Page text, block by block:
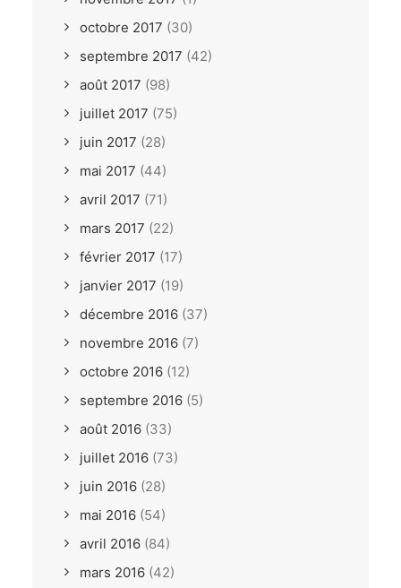
octobre 2017 (30)
septembre 2017 (42)
août 2017 (98)
juillet 2017 (75)
juin 2017 (28)
mai 2017 (44)
avril 2017 (71)
mars 2017 (22)
février 2017 (17)
janvier 2017 (19)
décembre 2016 (37)
novembre 2016 (7)
octobre 2016 (12)
septembre 2016 (5)
août 2016 (33)
juillet 2016 (73)
juin 2016 (28)
mai 2016 (54)
avril 2016 (84)
mars 2016 (42)